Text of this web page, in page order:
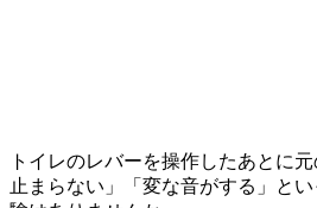
トイレのレバーを操作したあとに
止まらない」「変な音がする」と